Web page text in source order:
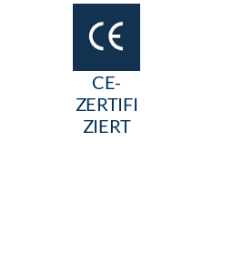
CE-
ZERTIFI
ZIERT